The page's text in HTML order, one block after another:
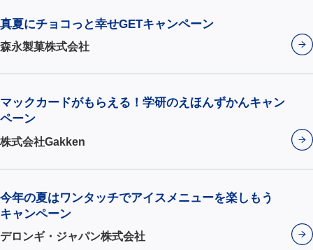
真夏にチョコっと幸せGETキャンペーン
森永製菓株式会社
マックカードがもらえる！学研のえほんずかんキャン
ペーン
株式会社Gakken
今年の夏はワンタッチでアイスメニューを楽しもう
キャンペーン
デロンギ・ジャパン株式会社